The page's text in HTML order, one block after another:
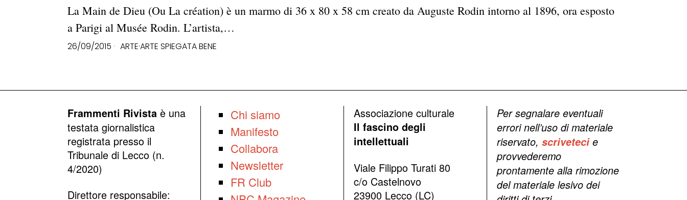
La Main de Dieu (Ou La création) è un marmo di 36 x 80 x 58 cm creato da Auguste Rodin intorno al 1896, ora esposto
a Parigi al Musée Rodin. L’artista,…
26/09/2015 ARTE·ARTE SPIEGATA BENE
Frammenti Rivista è una
testata giornalistica
registrata presso il
Tribunale di Lecco (n.
4/2020)
Direttore responsabile:
Chi siamo
Manifesto
Collabora
Newsletter
FR Club
Associazione culturale
Il fascino degli
intellettuali
Viale Filippo Turati 80
c/o Castelnovo
23900 Lecco (LC)
Per segnalare eventuali
errori nell’uso di materiale
riservato, scriveteci e
provvederemo
prontamente alla rimozione
del materiale lesivo dei